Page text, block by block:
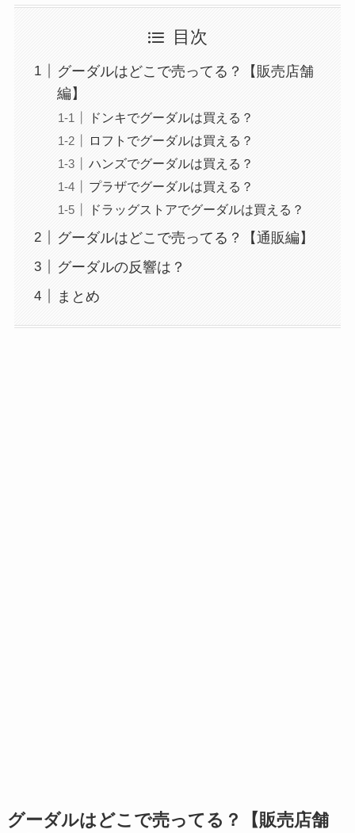
目次
グーダルはどこで売ってる？【販売店舗
編】
ドンキでグーダルは買える？
ロフトでグーダルは買える？
ハンズでグーダルは買える？
プラザでグーダルは買える？
ドラッグストアでグーダルは買える？
グーダルはどこで売ってる？【通販編】
グーダルの反響は？
まとめ
グーダルはどこで売ってる？【販売店舗